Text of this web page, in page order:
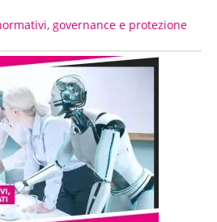
governance e protezione